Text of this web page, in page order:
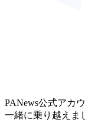
PANews公式アカ
一緒に乗り越えま